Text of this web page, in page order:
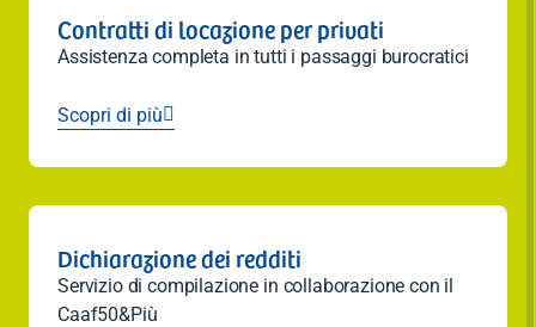
Contratti di locazione per privati
Assistenza completa in tutti i passaggi burocratici
Scopri di più
Dichiarazione dei redditi
Servizio di compilazione in collaborazione con il
Caaf50&Più